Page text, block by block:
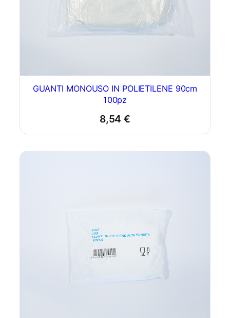
GUANTI MONOUSO IN POLIETILENE 90cm
100pz
8,54€